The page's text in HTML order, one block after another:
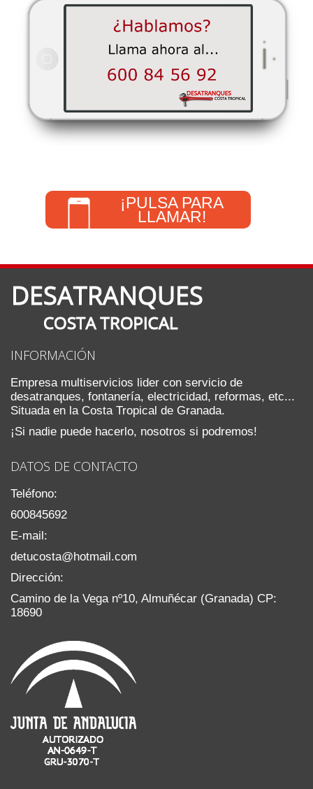
¡PULSA PARA
LLAMAR!
INFORMACIÓN
Empresa multiservicios lider con servicio de
desatranques, fontanería, electricidad, reformas, etc...
Situada en la Costa Tropical de Granada.
¡Si nadie puede hacerlo, nosotros si podremos!
DATOS DE CONTACTO
Teléfono:
600845692
E-mail:
detucosta@hotmail.com
Dirección:
Camino de la Vega nº10, Almuñécar (Granada) CP:
18690